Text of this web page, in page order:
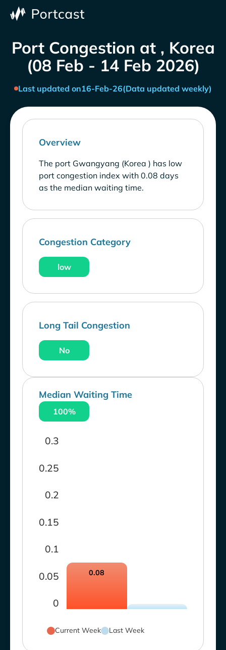
Port Congestion at , Korea
(08 Feb - 14 Feb 2026)
Last updated on16-Feb-26(Data updated weekly)
Overview
The port Gwangyang (Korea ) has low
port congestion index with 0.08 days
as the median waiting time.
Congestion Category
low
Long Tail Congestion
No
Median Waiting Time
100%
0
0.05
0.1
0.15
0.2
0.25
0.3
0.08
Current Week Last Week